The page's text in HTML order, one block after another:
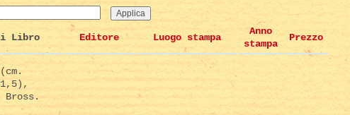
Libro Editore Luogo stampa
Anno
stampa
Prezzo
Bross.